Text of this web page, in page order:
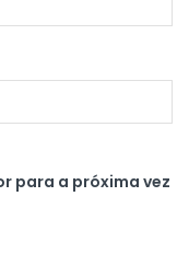
para a próxima vez